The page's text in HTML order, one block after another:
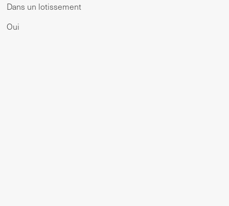
Dans un lotissement
Oui